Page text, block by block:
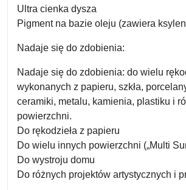
Ultra cienka dysza
Pigment na bazie oleju (zawiera
Nadaje się do zdobienia:
Nadaje się do zdobienia: do wielu
wykonanych z papieru, szkła,
ceramiki, metalu, kamienia, plastiku i
powierzchni.
Do rękodzieła z papieru
Do wielu innych powierzchni („Multi
Do wystroju domu
Do różnych projektów artystycznych i